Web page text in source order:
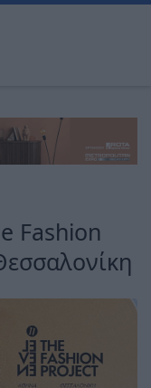
Fashion